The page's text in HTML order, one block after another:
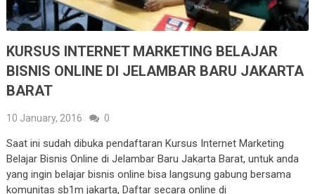
KURSUS INTERNET MARKETING BELAJAR
BISNIS ONLINE DI JELAMBAR BARU JAKARTA
BARAT
10 January, 2016 0
Saat ini sudah dibuka pendaftaran Kursus Internet Marketing
Belajar Bisnis Online di Jelambar Baru Jakarta Barat, untuk anda
yang ingin belajar bisnis online bisa langsung gabung bersama
komunitas sb1m jakarta, Daftar secara online di